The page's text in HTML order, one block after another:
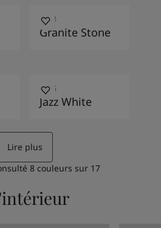
7214
Granite Stone
7236
Jazz White
Lire plus
8couleurs sur 17